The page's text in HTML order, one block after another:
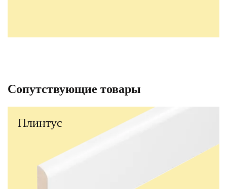
Сопутствующие товары
Плинтус